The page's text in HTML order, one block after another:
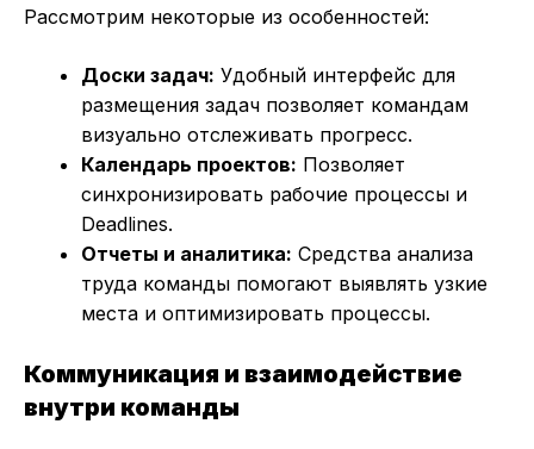
Рассмотрим некоторые из особенностей:
Доски задач: Удобный интерфейс для
размещения задач позволяет командам
визуально отслеживать прогресс.
Календарь проектов: Позволяет
синхронизировать рабочие процессы и
Deadlines.
Отчеты и аналитика: Средства анализа
труда команды помогают выявлять узкие
места и оптимизировать процессы.
Коммуникация и взаимодействие
внутри команды